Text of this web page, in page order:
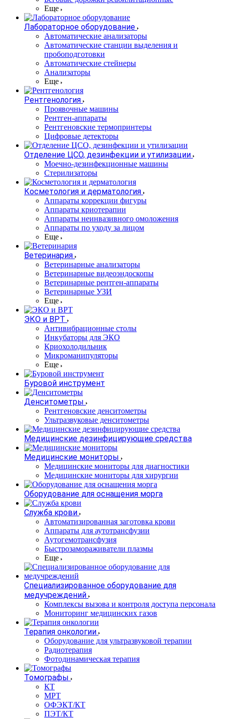
Еще
Лабораторное оборудование
Автоматические анализаторы
Автоматические станции выделения и
пробоподготовки
Автоматические стейнеры
Анализаторы
Еще
Рентгенология
Проявочные машины
Рентген-аппараты
Рентгеновские термопринтеры
Цифровые детекторы
Отделение ЦСО, дезинфекции и утилизации
Моечно-дезинфекционные машины
Стерилизаторы
Косметология и дерматология
Аппараты коррекции фигуры
Аппараты криотерапии
Аппараты неинвазивного омоложения
Аппараты по уходу за лицом
Еще
Ветеринария
Ветеринарные анализаторы
Ветеринарные видеоэндоскопы
Ветеринарные рентген-аппараты
Ветеринарные УЗИ
Еще
ЭКО и ВРТ
Антивибрационные столы
Инкубаторы для ЭКО
Криохолодильник
Микроманипуляторы
Еще
Буровой инструмент
Денситометры
Рентгеновские денситометры
Ультразвуковые денситометры
Медицинские дезинфицирующие средства
Медицинские мониторы
Медицинские мониторы для диагностики
Медицинские мониторы для хирургии
Оборудование для оснащения морга
Служба крови
Автоматизированная заготовка крови
Аппараты для аутотрансфузии
Аутогемотрансфузия
Быстрозамораживатели плазмы
Еще
Специализированное оборудование для
медучреждений
Комплексы вызова и контроля доступа персонала
Мониторинг медицинских газов
Терапия онкологии
Оборудование для ультразвуковой терапии
Радиотерапия
Фотодинамическая терапия
Томографы
КТ
МРТ
ОФЭКТ/КТ
ПЭТ/КТ